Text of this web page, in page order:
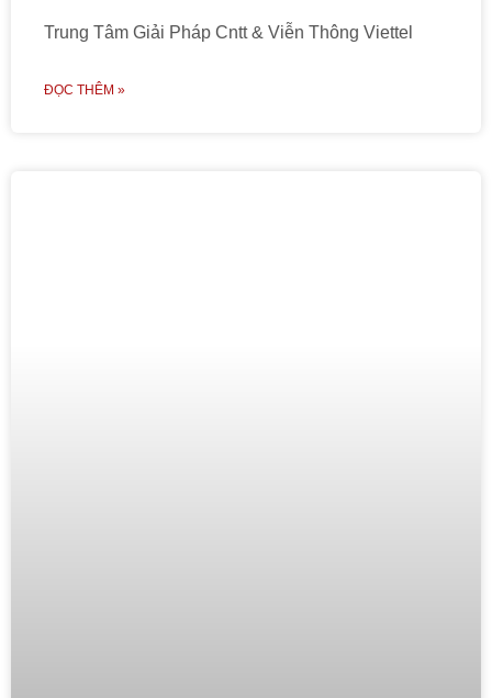
Trung Tâm Giải Pháp Cntt & Viễn Thông Viettel
ĐỌC THÊM »